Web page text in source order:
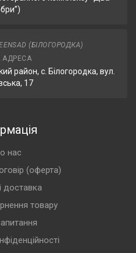
(БІЛОГОРОДКА)
АДРЕСА
район, с. Білогородка, вул.
17
нас
(оферта)
доставка
товару